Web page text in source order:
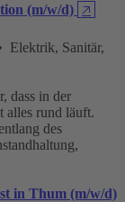
(m/w/d) 🡥
Sanitär,
dass in der
alles rund läuft.
des
in Thum (m/w/d)